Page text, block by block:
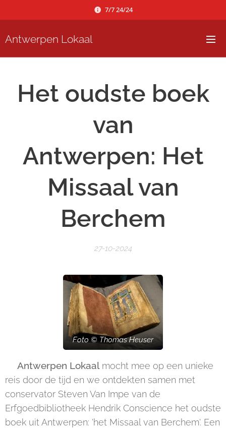
7/7 24/24
Antwerpen Lokaal
Het oudste boek
van
Antwerpen: Het
Missaal van
Berchem
27-10-2024
Foto © Thomas Heuser
🔸Antwerpen Lokaalmocht mee op een unieke
reis door de tijd en we ontdekten samen met
conservator Steven Van Impe van de
Erfgoedbibliotheek Hendrik Conscience het oudste
boek uit Antwerpen: 'het Missaal van Berchem'. Een